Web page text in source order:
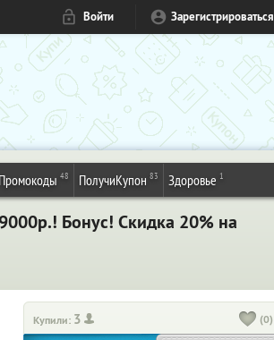
Войти Зарегистрироваться
Промокоды 48 ПолучиКупон 83 Здоровье 1
Бонус! Cкидка 20% на
Купили: 3 (0)